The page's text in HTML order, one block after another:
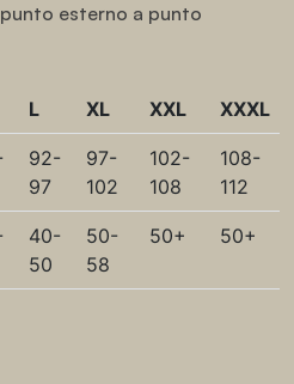
esterno a punto
L XL XXL XXXL
92-
97
97-
102
102-
108
108-
112
40-
50
50-
58
50+ 50+